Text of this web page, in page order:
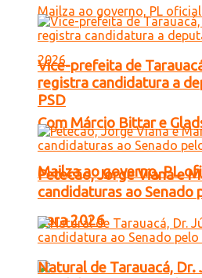
Com Márcio Bittar e
Mailza ao governo, PL
para 2026
Vice-prefeita de
registra candidatura a
PSD
Petecão, Jorge Viana e
candidaturas ao Senado
Natural de Tarauacá,